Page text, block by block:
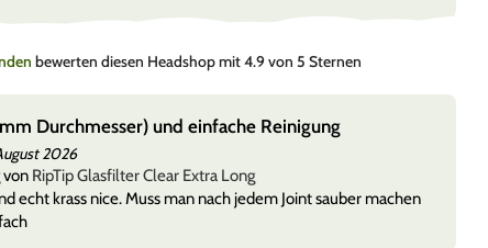
bewerten diesen Headshop mit 4.9 von 5 Sternen
Durchmesser) und einfache Reinigung
2026
von RipTip Glasfilter Clear Extra Long
echt krass nice. Muss man nach jedem Joint sauber machen